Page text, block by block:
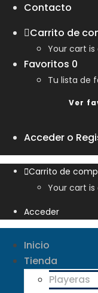
Contacto
Carrito de
Your cart
Favoritos 0
Tu lista de
Ver
Acceder o
Carrito de
Your cart
Acceder
Inicio
Tienda
Playeras